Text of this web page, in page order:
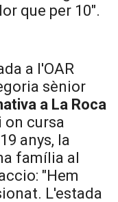
que per 10".
a l'OAR
sènior
a La Roca
on cursa
19 anys, la
família al
"Hem
L'estada